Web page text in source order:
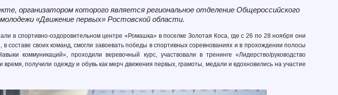
организатором которого является региональное отделение Общероссийского
«Движение первых» Ростовской области.
в спортивно-оздоровительном центре «Ромашка» в поселке Золотая Коса, где с 26 по 28 ноября они
составе своих команд, смогли завоевать победы в спортивных соревнованиях и в прохождении полосы
коммуникаций», проходили веревочный курс, участвовали в тренинге «Лидерство/руководство
получили одежду и обувь как мерч движения первых, грамоты, медали и вдохновились на участие